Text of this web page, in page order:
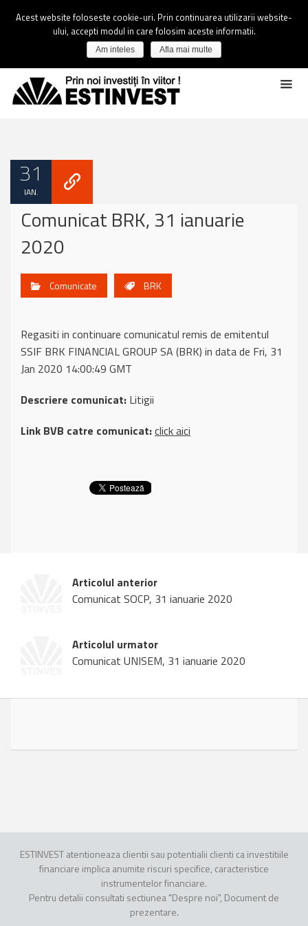
31
IAN.
Comunicat BRK, 31 ianuarie
2020
Comunicate BRK
Regasiti in continuare comunicatul remis de emitentul
SSIF BRK FINANCIAL GROUP SA (BRK) in data de Fri, 31
Jan 2020 14:00:49 GMT
Descriere comunicat: Litigii
Link BVB catre comunicat:click aici
Articolul anterior
Comunicat SOCP, 31 ianuarie 2020
Articolul urmator
Comunicat UNISEM, 31 ianuarie 2020
ESTINVEST atentioneaza clientii sau potentialii clienti ca investitiile
financiare implica anumite riscuri specifice, caracteristice
instrumentelor financiare.
Pentru detalii consultati sectiunea "Despre noi", Document de
prezentare.
Acest website foloseste cookie-uri. Prin continuarea utilizarii website-
ului, accepti modul in care folosim aceste informatii.
Am inteles Afla mai multe